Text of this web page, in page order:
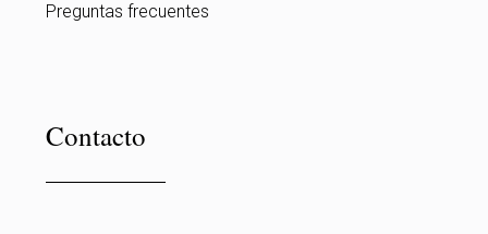
Preguntas frecuentes
Contacto